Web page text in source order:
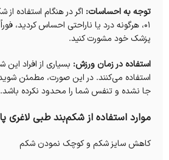
توجه به احساسات: اگر در هنگام استفاده
01، هرگونه درد یا ناراحتی احساس کردید،
پزشک خود مشورت کنید.
استفاده در زمان ورزش: بسیاری از افراد
استفاده می‌کنند. در این صورت، مطمئن شوید
جا نشده و تنفس شما را محدود نکرده باشد.
موارد استفاده از شکم‌بند طبی لاغری
کاهش سایز شکم و کوچک نمودن شکم